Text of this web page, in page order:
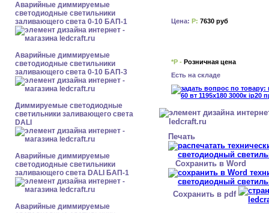
Аварийные диммируемые
светодиодные светильники
заливающего света 0-10 БАП-1
Аварийные диммируемые
светодиодные светильники
заливающего света 0-10 БАП-3
Диммируемые светодиодные
светильники заливающего света
DALI
Аварийные диммируемые
светодиодные светильники
заливающего света DALI БАП-1
Аварийные диммируемые
Цена: Р: 7630 руб
*Р - Розничная цена
Есть на складе
Печать
Сохранить в Word
Сохранить в pdf